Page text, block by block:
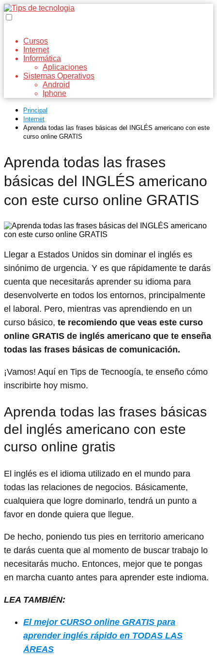
Cursos
Internet
Informática
Aplicaciones
Sistemas Operativos
Android
Iphone
Principal
Internet
Aprenda todas las frases básicas del INGLÉS americano con este
curso online GRATIS
Aprenda todas las frases
básicas del INGLÉS americano
con este curso online GRATIS
Llegar a Estados Unidos sin dominar el inglés es
sinónimo de urgencia. Y es que rápidamente te darás
cuenta que necesitarás aprender su idioma para
desenvolverte en todos los entornos, principalmente
el laboral. Pero, mientras vas aprendiendo en un
curso básico, te recomiendo que veas este curso
online GRATIS de inglés americano que te enseña
todas las frases básicas de comunicación.
¡Vamos! Aquí en Tips de Tecnoogía, te enseño cómo
inscribirte hoy mismo.
Aprenda todas las frases básicas
del inglés americano con este
curso online gratis
El inglés es el idioma utilizado en el mundo para
todas las relaciones de negocios. Básicamente,
cualquiera que logre dominarlo, tendrá un punto a
favor en donde quiera que llegue.
De hecho, poniendo tus pies en territorio americano
te darás cuenta que al momento de buscar trabajo lo
necesitarás mucho. Entonces, mejor que te pongas
en marcha cuanto antes para aprender este indioma.
LEA TAMBIÉN:
El mejor CURSO online GRATIS para
aprender inglés rápido en TODAS LAS
ÁREAS